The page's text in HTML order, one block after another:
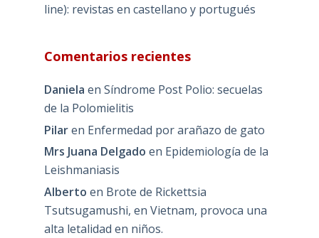
line): revistas en castellano y portugués
Comentarios recientes
Daniela en Síndrome Post Polio: secuelas
de la Polomielitis
Pilaren Enfermedad por arañazo de gato
Mrs Juana Delgado en Epidemiología de la
Leishmaniasis
Alberto en Brote de Rickettsia
Tsutsugamushi, en Vietnam, provoca una
alta letalidad en niños.